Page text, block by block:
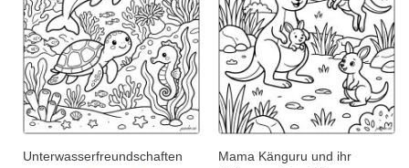
Unterwasserfreundschaften
Mama Känguru und ihr